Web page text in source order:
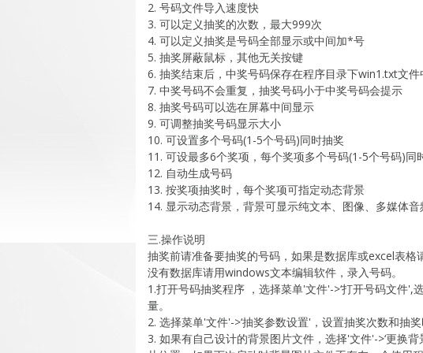
2. 号码文件导入速度快
3. 可以定义抽奖的次数，最大999次
4. 可以定义抽奖是号码全部显示或中间加*号
5. 抽奖屏蔽鼠标，其他无关按键
6. 抽奖结束后，中奖号码保存在程序目录下win1.txt文件
7. 中奖号码不会重复，抽奖号码小于中奖号码会提示
8. 抽奖号码可以选在屏幕中间显示
9. 可调整抽奖号码显示大小
10. 可设置多个号码(1-5个号码)同时抽奖
11. 可设最多6个奖项，每个奖项多个号码(1-5个号码)同
12. 自动生成号码
13. 按奖项抽奖时，每个奖项可指定动态背景
14. 显示动态背景，背景可显示纯文本、图像、多媒体
三.操作说明
抽奖前请准备要抽奖的号码，如果是数据库或excel表格
没有数据库请用windows文本编辑软件，录入号码。
1.打开号码抽奖程序 ，选择菜单'文件'->‘打开号码文件
量。
2. 选择菜单'文件'->‘抽奖参数设置'，设置抽奖次数和抽奖
3. 如果有自己设计的背景图片文件，选择'文件'->‘更换